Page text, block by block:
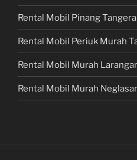
Rental Mobil Pinang
Rental Mobil Periuk Murah
Rental Mobil Murah
Rental Mobil Murah